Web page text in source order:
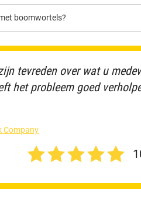
boomwortels?
tevreden over wat u
het probleem goed
Company